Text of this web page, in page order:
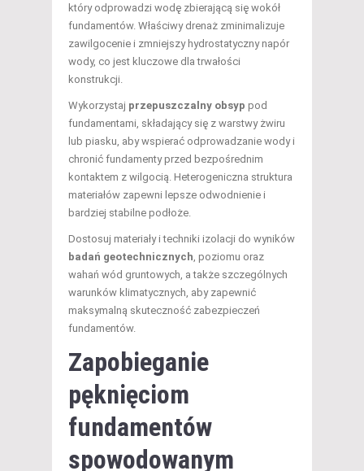
który odprowadzi wodę zbierającą się wokół
fundamentów. Właściwy drenaż zminimalizuje
zawilgocenie i zmniejszy hydrostatyczny napór
wody, co jest kluczowe dla trwałości
konstrukcji.
Wykorzystaj przepuszczalny obsyp pod
fundamentami, składający się z warstwy żwiru
lub piasku, aby wspierać odprowadzanie wody i
chronić fundamenty przed bezpośrednim
kontaktem z wilgocią. Heterogeniczna struktura
materiałów zapewni lepsze odwodnienie i
bardziej stabilne podłoże.
Dostosuj materiały i techniki izolacji do wyników
badań geotechnicznych , poziomu oraz
wahań wód gruntowych, a także szczególnych
warunków klimatycznych, aby zapewnić
maksymalną skuteczność zabezpieczeń
fundamentów.
Zapobieganie
pęknięciom
fundamentów
spowodowanym